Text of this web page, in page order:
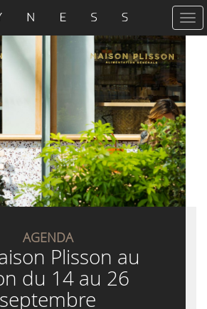
T
o
AGENDA
Plisson au
du 14 au 26
septembre